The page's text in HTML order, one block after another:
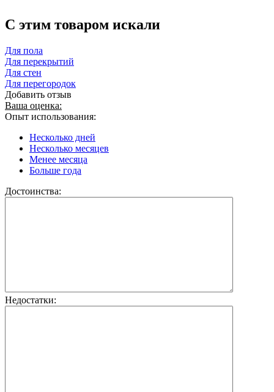
C этим товаром искали
Для пола
Для перекрытий
Для стен
Для перегородок
Добавить отзыв
Ваша оценка:
Опыт использования:
Несколько дней
Несколько месяцев
Менее месяца
Больше года
Достоинства:
Недостатки: